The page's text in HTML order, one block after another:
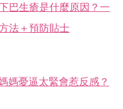
巴生瘡是什麼原因？一
法＋預防貼士
媽憂逼太緊會惹反感？